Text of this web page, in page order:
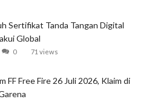
Sertifikat Tanda Tangan Digital
Global
0 71 views
FF Free Fire 26 Juli 2026, Klaim di